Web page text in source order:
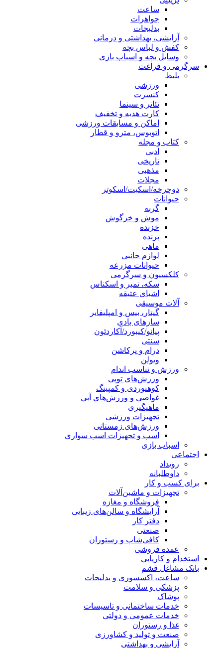
ساعت
جواهرات
بدلیجات
آرایشی، بهداشتی و درمانی
کفش و لباس بچه
وسایل بچه و اسباب بازی
سرگرمی و فراغت
بلیط
ورزشی
کنسرت
تئاتر و سینما
کارت هدیه و تخفیف
اماکن و مسابقات ورزشی
اتوبوس، مترو و قطار
کتاب و مجله
ادبی
تاریخی
مذهبی
مجلات
دوچرخه/اسکیت/اسکوتر
حیوانات
گربه
موش و خرگوش
خزنده
پرنده
ماهی
لوازم جانبی
حیوانات مزرعه
کلکسیون و سرگرمی
سکه، تمبر و اسکناس
اشیای عتیقه
آلات موسیقی
گیتار، بیس و امپلیفایر
سازهای بادی
پیانو/کیبورد/آکاردئون
سنتی
درام و پرکاشن
ویولن
ورزش و تناسب اندام
ورزش‌های توپی
کوهنوردی و کمپینگ
غواصی و ورزش‌های آبی
ماهیگیری
تجهیزات ورزشی
ورزش‌های زمستانی
اسب و تجهیزات اسب سواری
اسباب‌ بازی
اجتماعی
رویداد
داوطلبانه
برای کسب و کار
تجهیزات و ماشین‌آلات
فروشگاه و مغازه
آرایشگاه و سالن‌های زیبایی
دفتر کار
صنعتی
کافی‌شاپ و رستوران
عمده فروشی
استخدام و کاریابی
بانک مشاغل قشم
ساعت، اکسسوری و بدلیجات
پزشکی و سلامت
پوشاک
خدمات ساختمانی و تاسیسات
خدمات عمومی و دولتی
غذا و رستوران
صنعت و تولید و کشاورزی
آرایشی و بهداشتی